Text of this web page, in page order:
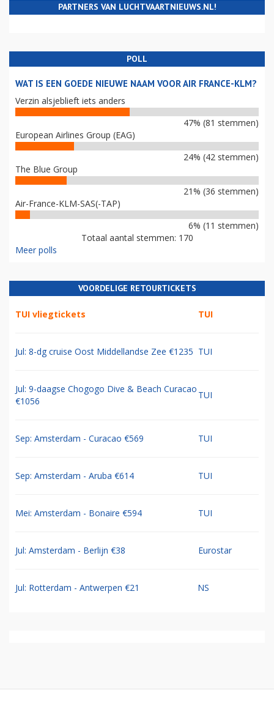
PARTNERS VAN LUCHTVAARTNIEUWS.NL!
POLL
WAT IS EEN GOEDE NIEUWE NAAM VOOR AIR FRANCE-KLM?
Verzin alsjeblieft iets anders
47% (81 stemmen)
European Airlines Group (EAG)
24% (42 stemmen)
The Blue Group
21% (36 stemmen)
Air-France-KLM-SAS(-TAP)
6% (11 stemmen)
Totaal aantal stemmen: 170
Meer polls
VOORDELIGE RETOURTICKETS
TUI vliegtickets TUI
Jul: 8-dg cruise Oost Middellandse Zee €1235 TUI
Jul: 9-daagse Chogogo Dive & Beach Curacao
€1056
TUI
Sep: Amsterdam - Curacao €569 TUI
Sep: Amsterdam - Aruba €614 TUI
Mei: Amsterdam - Bonaire €594 TUI
Jul: Amsterdam - Berlijn €38 Eurostar
Jul: Rotterdam - Antwerpen €21 NS